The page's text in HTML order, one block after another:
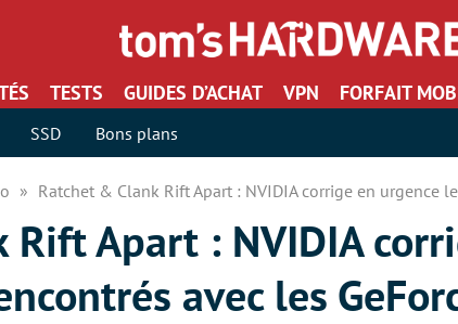
TESTS GUIDES D’ACHAT VPN FORFAIT
SSD Bons plans
Ratchet & Clank Rift Apart : NVIDIA corrige en urgence
Apart : NVIDIA
avec les